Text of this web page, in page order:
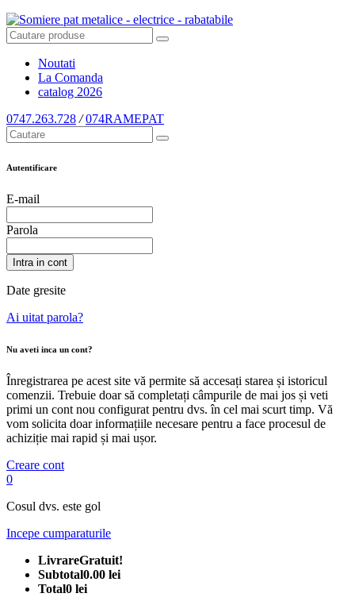
Noutati
La Comanda
catalog 2026
0747.263.728 / 074RAMEPAT
Autentificare
E-mail
Parola
Intra in cont
Date gresite
Ai uitat parola?
Nu aveti inca un cont?
Înregistrarea pe acest site vă permite să accesați starea și istoricul
comenzii. Trebuie doar să completați câmpurile de mai jos și veti
primi un cont nou configurat pentru dvs. în cel mai scurt timp. Vă
vom solicita doar informațiile necesare pentru a face procesul de
achiziție mai rapid și mai ușor.
Creare cont
0
Cosul dvs. este gol
Incepe cumparaturile
LivrareGratuit!
Subtotal0.00 lei
Total0 lei